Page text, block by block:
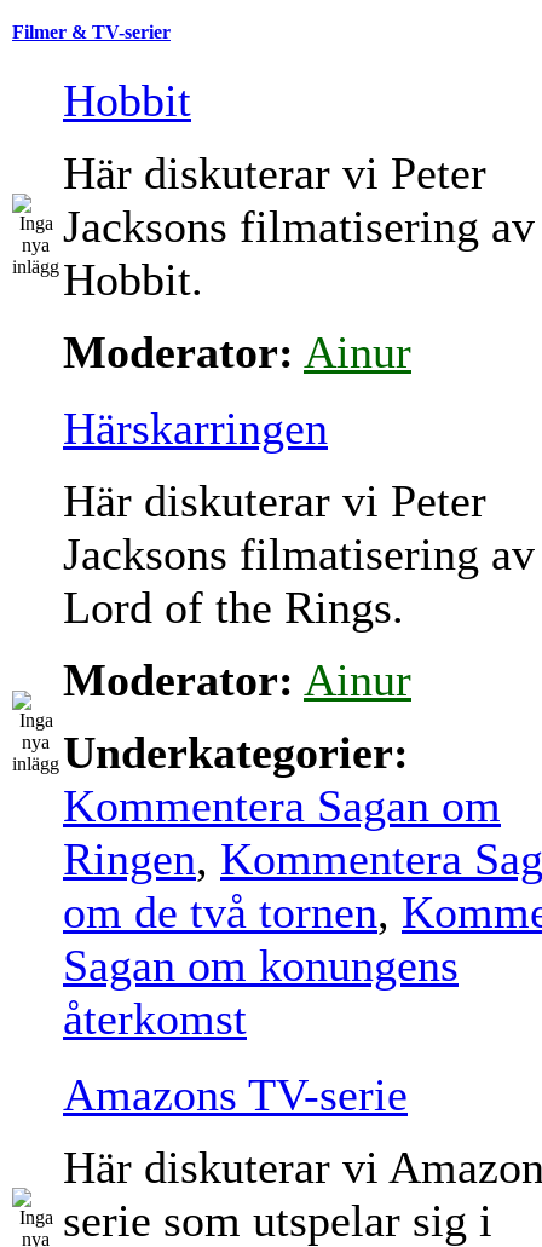
Filmer & TV-serier
Hobbit
Här diskuterar vi Peter
Jacksons filmatisering
Hobbit.
Moderator: Ainur
Härskarringen
Här diskuterar vi Peter
Jacksons filmatisering
Lord of the Rings.
Moderator: Ainur
Underkategorier:
Kommentera Sagan om
Ringen, Kommentera
om de två tornen,
Sagan om konungens
återkomst
Amazons TV-serie
Här diskuterar vi
serie som utspelar sig i